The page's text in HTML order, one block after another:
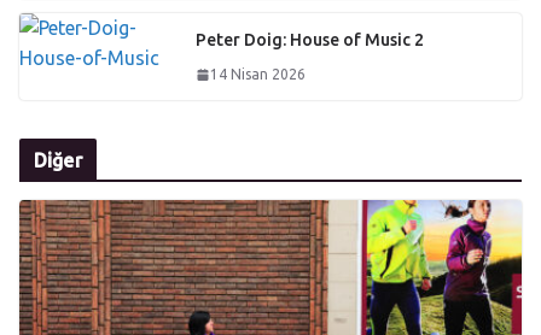
Peter Doig: House of Music 2
14 Nisan 2026
Diğer